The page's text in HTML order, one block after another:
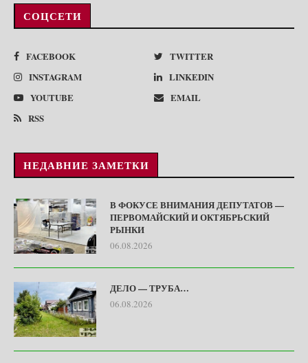
СОЦСЕТИ
FACEBOOK
TWITTER
INSTAGRAM
LINKEDIN
YOUTUBE
EMAIL
RSS
НЕДАВНИЕ ЗАМЕТКИ
В ФОКУСЕ ВНИМАНИЯ ДЕПУТАТОВ —
ПЕРВОМАЙСКИЙ И ОКТЯБРЬСКИЙ
РЫНКИ
06.08.2026
ДЕЛО — ТРУБА…
06.08.2026